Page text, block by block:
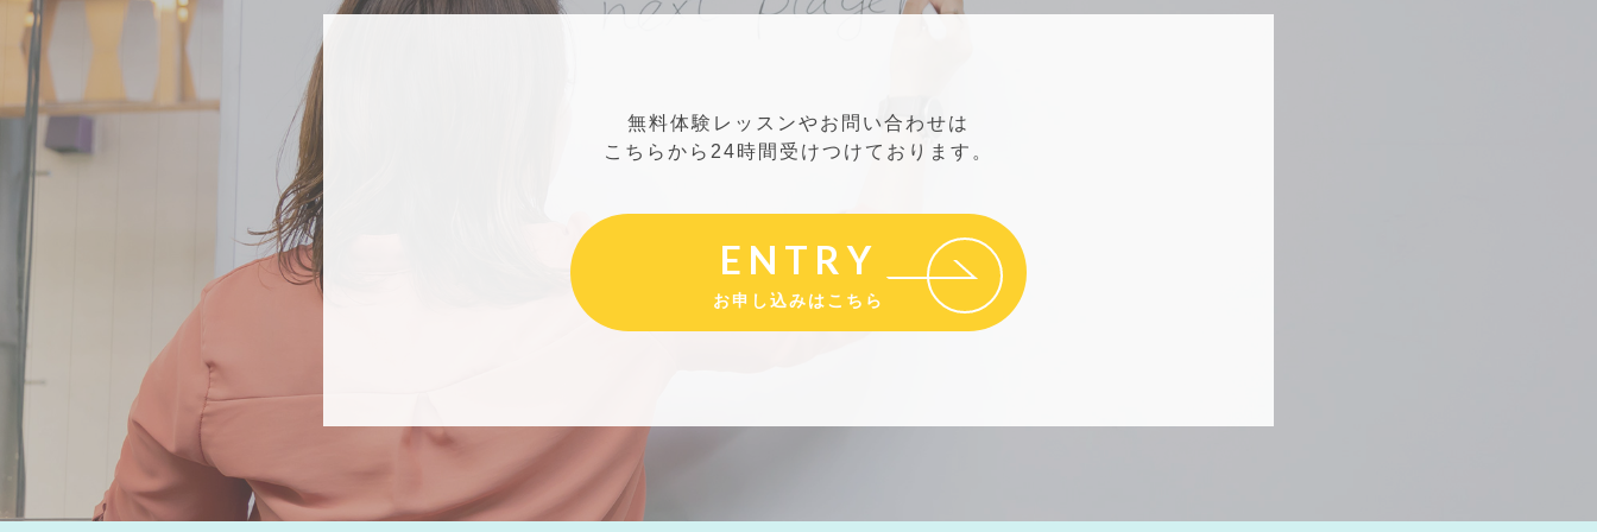
無料体験レッスンやお問い合わせは
こちらから24時間受けつけております。
ENTRY
お申し込みはこちら